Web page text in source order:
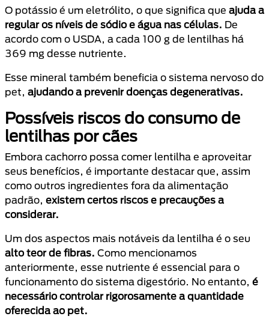
O potássio é um eletrólito, o que significa que ajuda a
regular os níveis de sódio e água nas células. De
acordo com o USDA, a cada 100 g de lentilhas há
369 mg desse nutriente.
Esse mineral também beneficia o sistema nervoso do
pet, ajudando a prevenir doenças degenerativas.
Possíveis riscos do consumo de
lentilhas por cães
Embora cachorro possa comer lentilha e aproveitar
seus benefícios, é importante destacar que, assim
como outros ingredientes fora da alimentação
padrão, existem certos riscos e precauções a
considerar.
Um dos aspectos mais notáveis da lentilha é o seu
alto teor de fibras. Como mencionamos
anteriormente, esse nutriente é essencial para o
funcionamento do sistema digestório. No entanto, é
necessário controlar rigorosamente a quantidade
oferecida ao pet.